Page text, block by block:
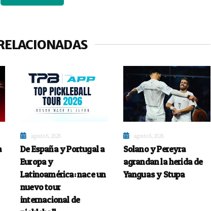
agosto 6, 2026
De España y Portugal a
Europa y
Latinoamérica: nace un
nuevo tour
internacional de
agosto 6, 2026
Solano y Pereyra
agrandan la herida de
Yanguas y Stupa